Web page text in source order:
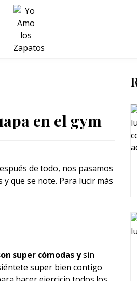
SALUD
en el gym
de todo, nos pasamos
que se note. Para lucir más
super cómodas ysin
super bien contigo